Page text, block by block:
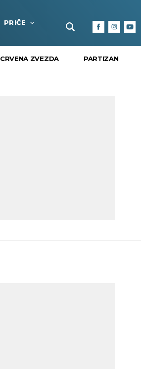
PRIČE FUN BOX KULTURA I
CRVENA ZVEZDA PARTIZAN